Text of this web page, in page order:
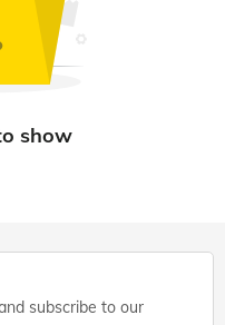
subscribe to our